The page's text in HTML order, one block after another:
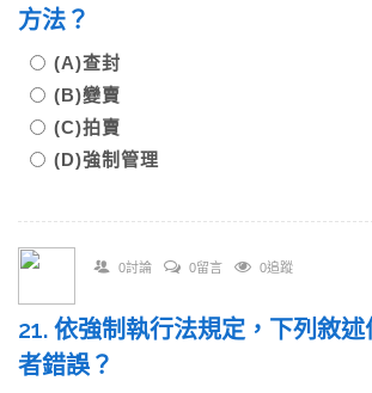
方法？
(A)查封
(B)變賣
(C)拍賣
(D)強制管理
0討論 0留言 0追蹤
21. 依強制執行法規定，下列敘述
者錯誤？